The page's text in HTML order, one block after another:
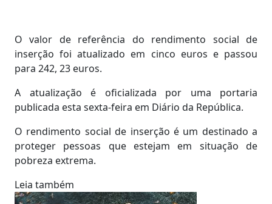
O valor de referência do rendimento social de
inserção foi atualizado em cinco euros e passou
para 242, 23 euros.
A atualização é oficializada por uma portaria
publicada esta sexta-feira em Diário da República.
O rendimento social de inserção é um destinado a
proteger pessoas que estejam em situação de
pobreza extrema.
Leia também